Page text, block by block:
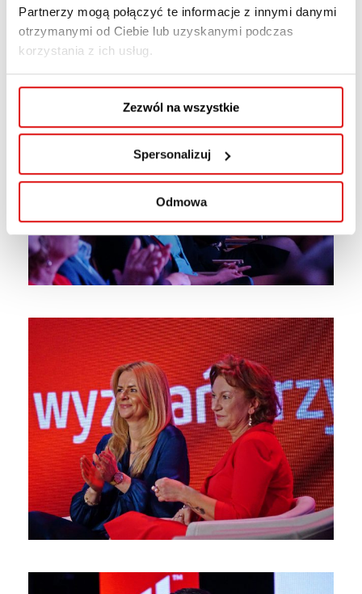
Partnerzy mogą połączyć te informacje z innymi danymi
otrzymanymi od Ciebie lub uzyskanymi podczas
korzystania z ich usług.
Zezwól na wszystkie
Spersonalizuj
Odmowa